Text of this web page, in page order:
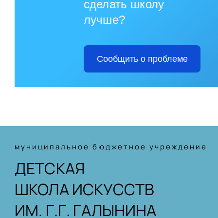
сделать школу
лучше?
Сообщить о проблеме
муниципальное бюджетное учреждение
ДЕТСКАЯ
ШКОЛА ИСКУССТВ
ИМ. Г.Г. ГАЛЫНИНА